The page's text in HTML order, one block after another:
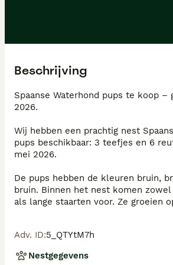
Beschrijving
Spaanse Waterhond pups te koop –
2026.
Wij hebben een prachtig nest
pups beschikbaar: 3 teefjes en 6
mei 2026.
De pups hebben de kleuren bruin,
bruin. Binnen het nest komen
als lange staarten voor. Ze groeien
een stabiele start.
De Spaanse Waterhond is een
Adv. ID:5_QTYtM7h
Nestgegevens